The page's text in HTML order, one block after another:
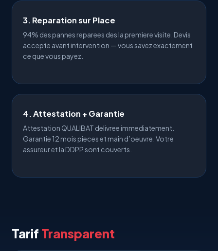
3. Reparation sur Place
94% des pannes reparees des la premiere visite. Devis
accepte avant intervention — vous savez exactement
ce que vous payez.
4. Attestation + Garantie
Attestation QUALIBAT delivree immediatement.
Garantie 12 mois pieces et main d’oeuvre. Votre
assureur et la DDPP sont couverts.
Tarif Transparent